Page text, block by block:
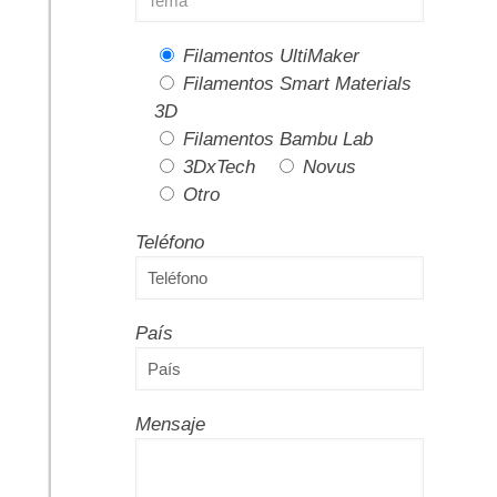
Filamentos UltiMaker
Filamentos Smart Materials
3D
Filamentos Bambu Lab
3DxTech
Novus
Otro
Teléfono
País
Mensaje